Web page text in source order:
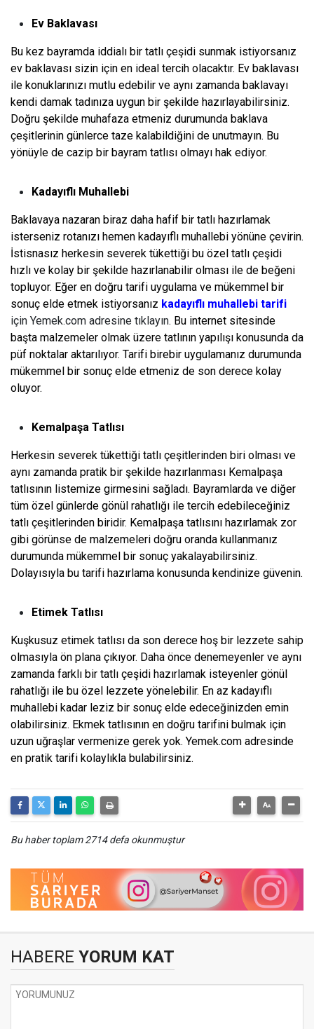
Ev Baklavası
Bu kez bayramda iddialı bir tatlı çeşidi sunmak istiyorsanız
ev baklavası sizin için en ideal tercih olacaktır. Ev baklavası
ile konuklarınızı mutlu edebilir ve aynı zamanda baklavayı
kendi damak tadınıza uygun bir şekilde hazırlayabilirsiniz.
Doğru şekilde muhafaza etmeniz durumunda baklava
çeşitlerinin günlerce taze kalabildiğini de unutmayın. Bu
yönüyle de cazip bir bayram tatlısı olmayı hak ediyor.
Kadayıflı Muhallebi
Baklavaya nazaran biraz daha hafif bir tatlı hazırlamak
isterseniz rotanızı hemen kadayıflı muhallebi yönüne çevirin.
İstisnasız herkesin severek tükettiği bu özel tatlı çeşidi
hızlı ve kolay bir şekilde hazırlanabilir olması ile de beğeni
topluyor. Eğer en doğru tarifi uygulama ve mükemmel bir
sonuç elde etmek istiyorsanız kadayıflı muhallebi tarifi
için Yemek.com adresine tıklayın. Bu internet sitesinde
başta malzemeler olmak üzere tatlının yapılışı konusunda da
püf noktalar aktarılıyor. Tarifi birebir uygulamanız durumunda
mükemmel bir sonuç elde etmeniz de son derece kolay
oluyor.
Kemalpaşa Tatlısı
Herkesin severek tükettiği tatlı çeşitlerinden biri olması ve
aynı zamanda pratik bir şekilde hazırlanması Kemalpaşa
tatlısının listemize girmesini sağladı. Bayramlarda ve diğer
tüm özel günlerde gönül rahatlığı ile tercih edebileceğiniz
tatlı çeşitlerinden biridir. Kemalpaşa tatlısını hazırlamak zor
gibi görünse de malzemeleri doğru oranda kullanmanız
durumunda mükemmel bir sonuç yakalayabilirsiniz.
Dolayısıyla bu tarifi hazırlama konusunda kendinize güvenin.
Etimek Tatlısı
Kuşkusuz etimek tatlısı da son derece hoş bir lezzete sahip
olmasıyla ön plana çıkıyor. Daha önce denemeyenler ve aynı
zamanda farklı bir tatlı çeşidi hazırlamak isteyenler gönül
rahatlığı ile bu özel lezzete yönelebilir. En az kadayıflı
muhallebi kadar leziz bir sonuç elde edeceğinizden emin
olabilirsiniz. Ekmek tatlısının en doğru tarifini bulmak için
uzun uğraşlar vermenize gerek yok. Yemek.com adresinde
en pratik tarifi kolaylıkla bulabilirsiniz.
Bu haber toplam 2714 defa okunmuştur
HABERE YORUM KAT